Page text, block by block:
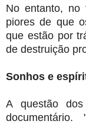
No entanto, no
piores de que
que estão por
de destruição
Sonhos e
A questão